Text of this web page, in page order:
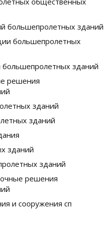
большепролетных зданий
большепролетных
большепролетных зданий
решения
зданий
зданий
зданий
зданий
решения
и сооружения сп